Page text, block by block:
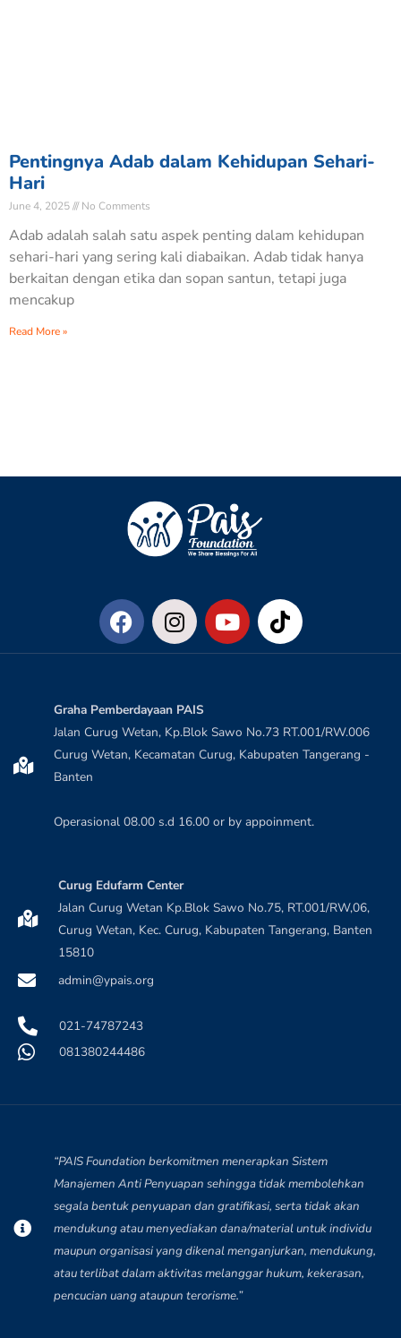
Pentingnya Adab dalam Kehidupan Sehari-
Hari
June 4, 2025 No Comments
Adab adalah salah satu aspek penting dalam kehidupan
sehari-hari yang sering kali diabaikan. Adab tidak hanya
berkaitan dengan etika dan sopan santun, tetapi juga
mencakup
Read More »
Graha Pemberdayaan PAIS
Jalan Curug Wetan, Kp.Blok Sawo No.73 RT.001/RW.006
Curug Wetan, Kecamatan Curug, Kabupaten Tangerang -
Banten
Operasional 08.00 s.d 16.00 or by appoinment.
Curug Edufarm Center
Jalan Curug Wetan Kp.Blok Sawo No.75, RT.001/RW,06,
Curug Wetan, Kec. Curug, Kabupaten Tangerang, Banten
15810
admin@ypais.org
021-74787243
081380244486
“PAIS Foundation berkomitmen menerapkan Sistem
Manajemen Anti Penyuapan sehingga tidak membolehkan
segala bentuk penyuapan dan gratifikasi, serta tidak akan
mendukung atau menyediakan dana/material untuk individu
maupun organisasi yang dikenal menganjurkan, mendukung,
atau terlibat dalam aktivitas melanggar hukum, kekerasan,
pencucian uang ataupun terorisme.”